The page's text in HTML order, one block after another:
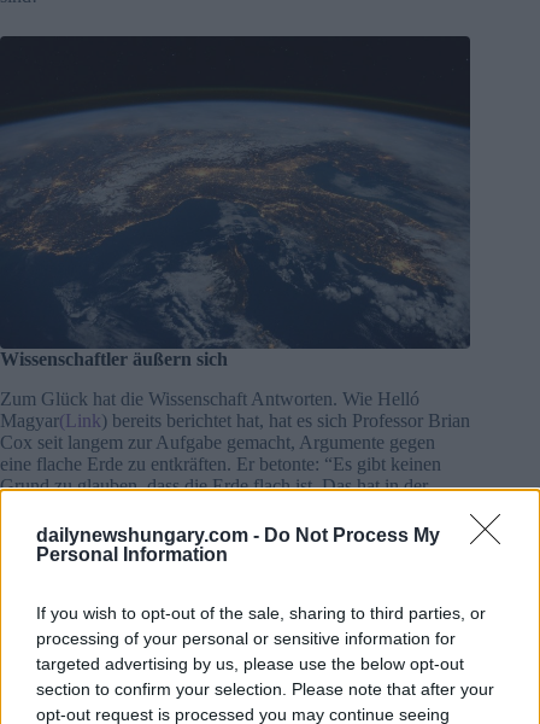
dailynewshungary.com - Do Not Process My
Personal Information
If you wish to opt-out of the sale, sharing to third parties, or
processing of your personal or sensitive information for
targeted advertising by us, please use the below opt-out
section to confirm your selection. Please note that after your
opt-out request is processed you may continue seeing
Wissenschaftler äußern sich
Zum Glück hat die Wissenschaft Antworten. Wie Helló
Magyar(Link) bereits berichtet hat, hat es sich Professor Brian
Cox seit langem zur Aufgabe gemacht, Argumente gegen
eine flache Erde zu entkräften. Er betonte: “Es gibt keinen
Grund zu glauben, dass die Erde flach ist. Das hat in der
Die Griechen berechneten sogar den Radius der Erde, und
ich kann nicht verstehen, warum jemand heute etwas anderes
ist wahrscheinlich die absurdeste Idee, die ein denkender
Mensch haben kann.”